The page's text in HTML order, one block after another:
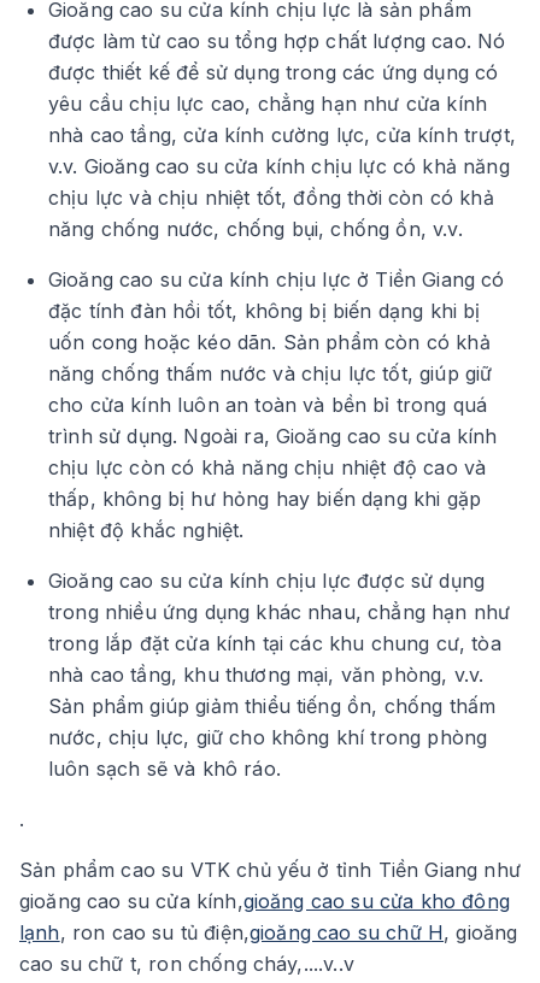
Gioăng cao su cửa kính chịu lực là sản phẩm
được làm từ cao su tổng hợp chất lượng cao. Nó
được thiết kế để sử dụng trong các ứng dụng có
yêu cầu chịu lực cao, chẳng hạn như cửa kính
nhà cao tầng, cửa kính cường lực, cửa kính trượt,
v.v. Gioăng cao su cửa kính chịu lực có khả năng
chịu lực và chịu nhiệt tốt, đồng thời còn có khả
năng chống nước, chống bụi, chống ồn, v.v.
Gioăng cao su cửa kính chịu lực ở Tiền Giang có
đặc tính đàn hồi tốt, không bị biến dạng khi bị
uốn cong hoặc kéo dãn. Sản phẩm còn có khả
năng chống thấm nước và chịu lực tốt, giúp giữ
cho cửa kính luôn an toàn và bền bỉ trong quá
trình sử dụng. Ngoài ra, Gioăng cao su cửa kính
chịu lực còn có khả năng chịu nhiệt độ cao và
thấp, không bị hư hỏng hay biến dạng khi gặp
nhiệt độ khắc nghiệt.
Gioăng cao su cửa kính chịu lực được sử dụng
trong nhiều ứng dụng khác nhau, chẳng hạn như
trong lắp đặt cửa kính tại các khu chung cư, tòa
nhà cao tầng, khu thương mại, văn phòng, v.v.
Sản phẩm giúp giảm thiểu tiếng ồn, chống thấm
nước, chịu lực, giữ cho không khí trong phòng
luôn sạch sẽ và khô ráo.
.
Sản phẩm cao su VTK chủ yếu ở tỉnh Tiền Giang như
gioăng cao su cửa kính,gioăng cao su cửa kho đông
lạnh, ron cao su tủ điện,gioăng cao su chữ H, gioăng
cao su chữ t, ron chống cháy,....v..v